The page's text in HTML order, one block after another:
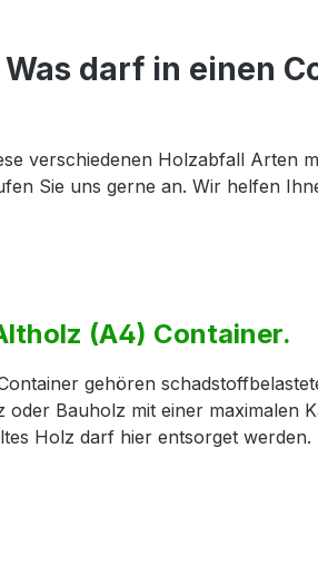
Was darf in einen
verschiedenen Holzabfall Arten
Sie uns gerne an. Wir helfen
(A4) Container.
gehören
oder Bauholz mit einer maximalen
Holz darf hier entsorget werden.